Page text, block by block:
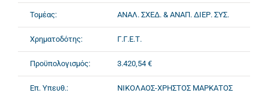
Τομέας: ΑΝΑΛ. ΣΧΕΔ. & ΑΝΑΠ. ΔΙΕΡ. ΣΥΣ.
Χρηματοδότης: Γ.Γ.Ε.Τ.
Προϋπολογισμός: 3.420,54 €
Επ. Υπευθ.: ΝΙΚΟΛΑΟΣ-ΧΡΗΣΤΟΣ ΜΑΡΚΑΤΟΣ